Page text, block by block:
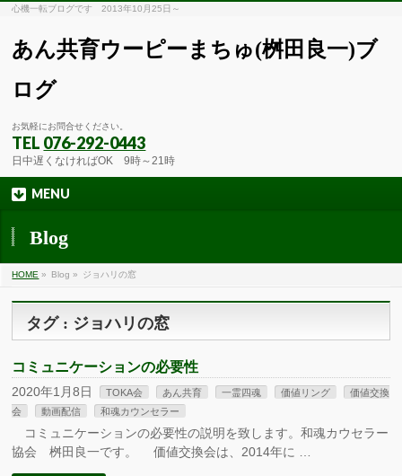
心機一転ブログです 2013年10月25日～
あん共育ウーピーまちゅ(桝田良一)ブ
ログ
お気軽にお問合せください。
TEL 076-292-0443
日中遅くなければOK 9時～21時
MENU
Blog
HOME » Blog » ジョハリの窓
タグ : ジョハリの窓
コミュニケーションの必要性
2020年1月8日 TOKA会 あん共育 一霊四魂 価値リング
価値交換
会
動画配信 和魂カウンセラー
コミュニケーションの必要性の説明を致します。和魂カウセラー
協会 桝田良一です。 価値交換会は、2014年に …